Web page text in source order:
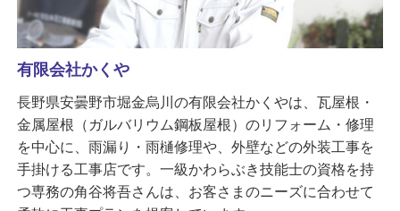
有限会社かくや
長野県安曇野市堀金烏川の有限会社かくやは、瓦屋根・
金属屋根（ガルバリウム鋼板屋根）のリフォーム・修理
を中心に、雨漏り・雨樋修理や、外壁などの外装工事を
手掛ける工事店です。一級かわらぶき技能士の資格を持
つ専務の角谷将吾さんは、お客さまのニーズに合わせて